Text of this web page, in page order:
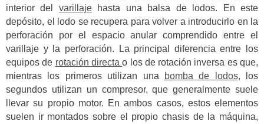
interior del varillajehasta una balsa de lodos. En este
depósito, el lodo se recupera para volver a introducirlo en la
perforación por el espacio anular comprendido entre el
varillaje y la perforación. La principal diferencia entre los
equipos de rotación directao los de rotación inversa es que,
mientras los primeros utilizan una
bomba de lodos, los
segundos utilizan un compresor, que generalmente suele
llevar su propio motor. En ambos casos, estos elementos
suelen ir montados sobre el propio chasis de la máquina,